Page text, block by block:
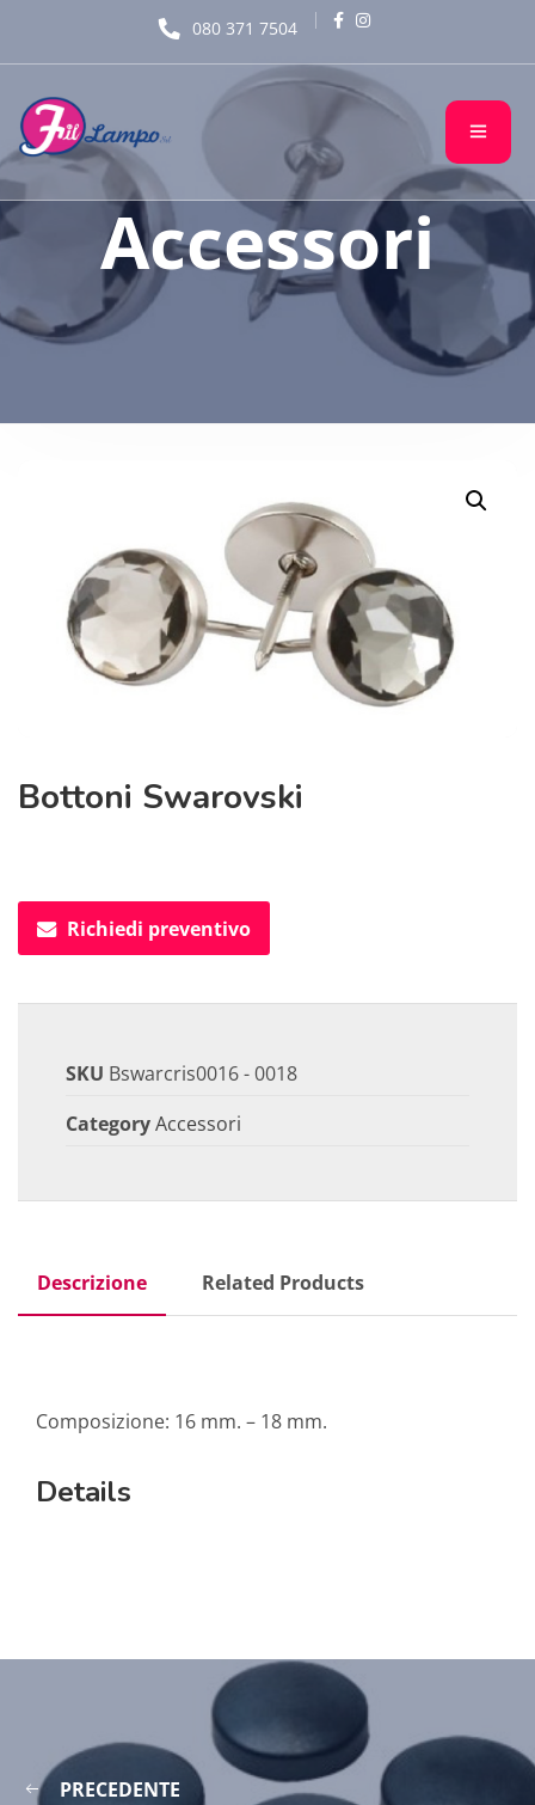
080 371 7504
Accessori
Bottoni Swarovski
Richiedi preventivo
SKU Bswarcris0016 - 0018
CategoryAccessori
Descrizione Related Products
Composizione: 16 mm. – 18 mm.
Details
PRECEDENTE